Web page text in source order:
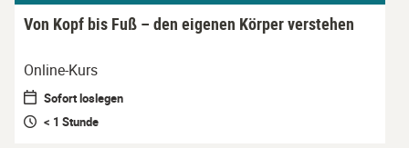
Von Kopf bis Fuß – den eigenen Körper verstehen
Online-Kurs
Sofort loslegen
< 1 Stunde